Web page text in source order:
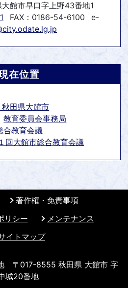
館市早口字上野43番地1
FAX：0186-54-6100
e-
在位置
田県大館市
教育委員会事務局
合教育会議
回大館市総合教育会議
著作権・免責事項
リシー
メンテナンス
イトマップ
〒017-8555 秋田県 大館市 字
城20番地